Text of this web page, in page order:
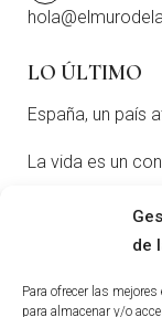
de
Para ofrecer las
para almacenar y/o
LO ÚLTIMO
España, un país
La vida es un
Gonzalo Sanz:
lo que te